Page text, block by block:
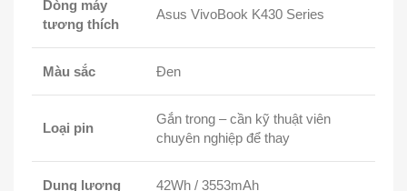
Dòng máy
tương thích
Asus VivoBook K430 Series
Màu sắc Đen
Loại pin
Gắn trong – cần kỹ thuật viên
chuyên nghiệp để thay
Dung lượng 42Wh / 3553mAh